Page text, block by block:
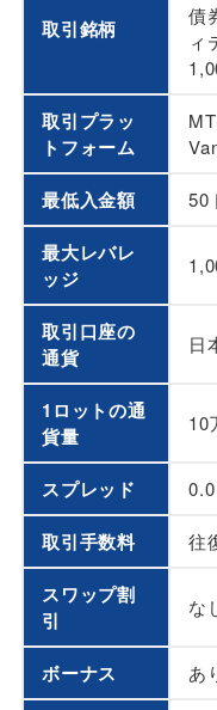
取引銘柄
債
ィ
取引プラッ
トフォーム
最低入金額 50
最大レバレ
ッジ
取引口座の
通貨
日
1ロットの通
貨量
10
スプレッド
取引手数料 往
スワップ割
引
な
ボーナス あ